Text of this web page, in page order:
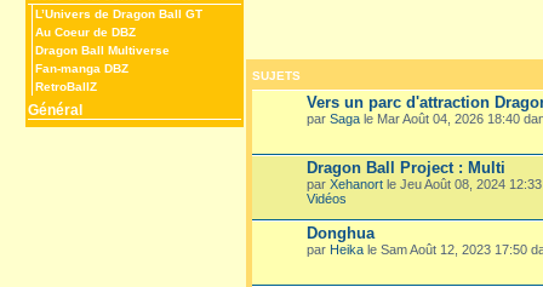
L’Univers de Dragon Ball GT
Au Coeur de DBZ
Dragon Ball Multiverse
Fan-manga DBZ
RetroBallZ
Général
SUJETS
Vers un parc d'attraction
par Saga le Mar Août 04, 2026 18:40
Dragon Ball Project : Multi
par Xehanort le Jeu Août 08, 2024
Vidéos
Donghua
par Heika le Sam Août 12, 2023 17:50